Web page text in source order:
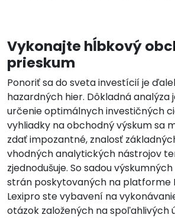
Vykonajte hĺbkový
prieskum
Ponoriť sa do sveta investícií je
hazardných hier. Dôkladná analýza
určenie optimálnych investičných
vyhliadky na obchodný výskum sa
zdať impozantné, znalosť
vhodných analytických nástrojov
zjednodušuje. So sadou
strán poskytovaných na platforme
Lexipro ste vybavení na
otázok založených na spoľahlivých